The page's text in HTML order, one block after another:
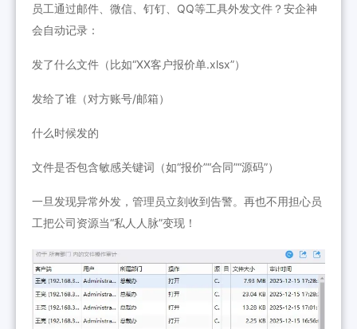
员工通过邮件、微信、钉钉、QQ等工具外发文件？安企神
会自动记录：
发了什么文件（比如“XX客户报价单.xlsx”）
发给了谁（对方账号/邮箱）
什么时候发的
文件是否包含敏感关键词（如“报价”“合同”“源码”）
一旦发现异常外发，管理员立刻收到告警。再也不用担心员
工把公司资源当“私人人脉”变现！